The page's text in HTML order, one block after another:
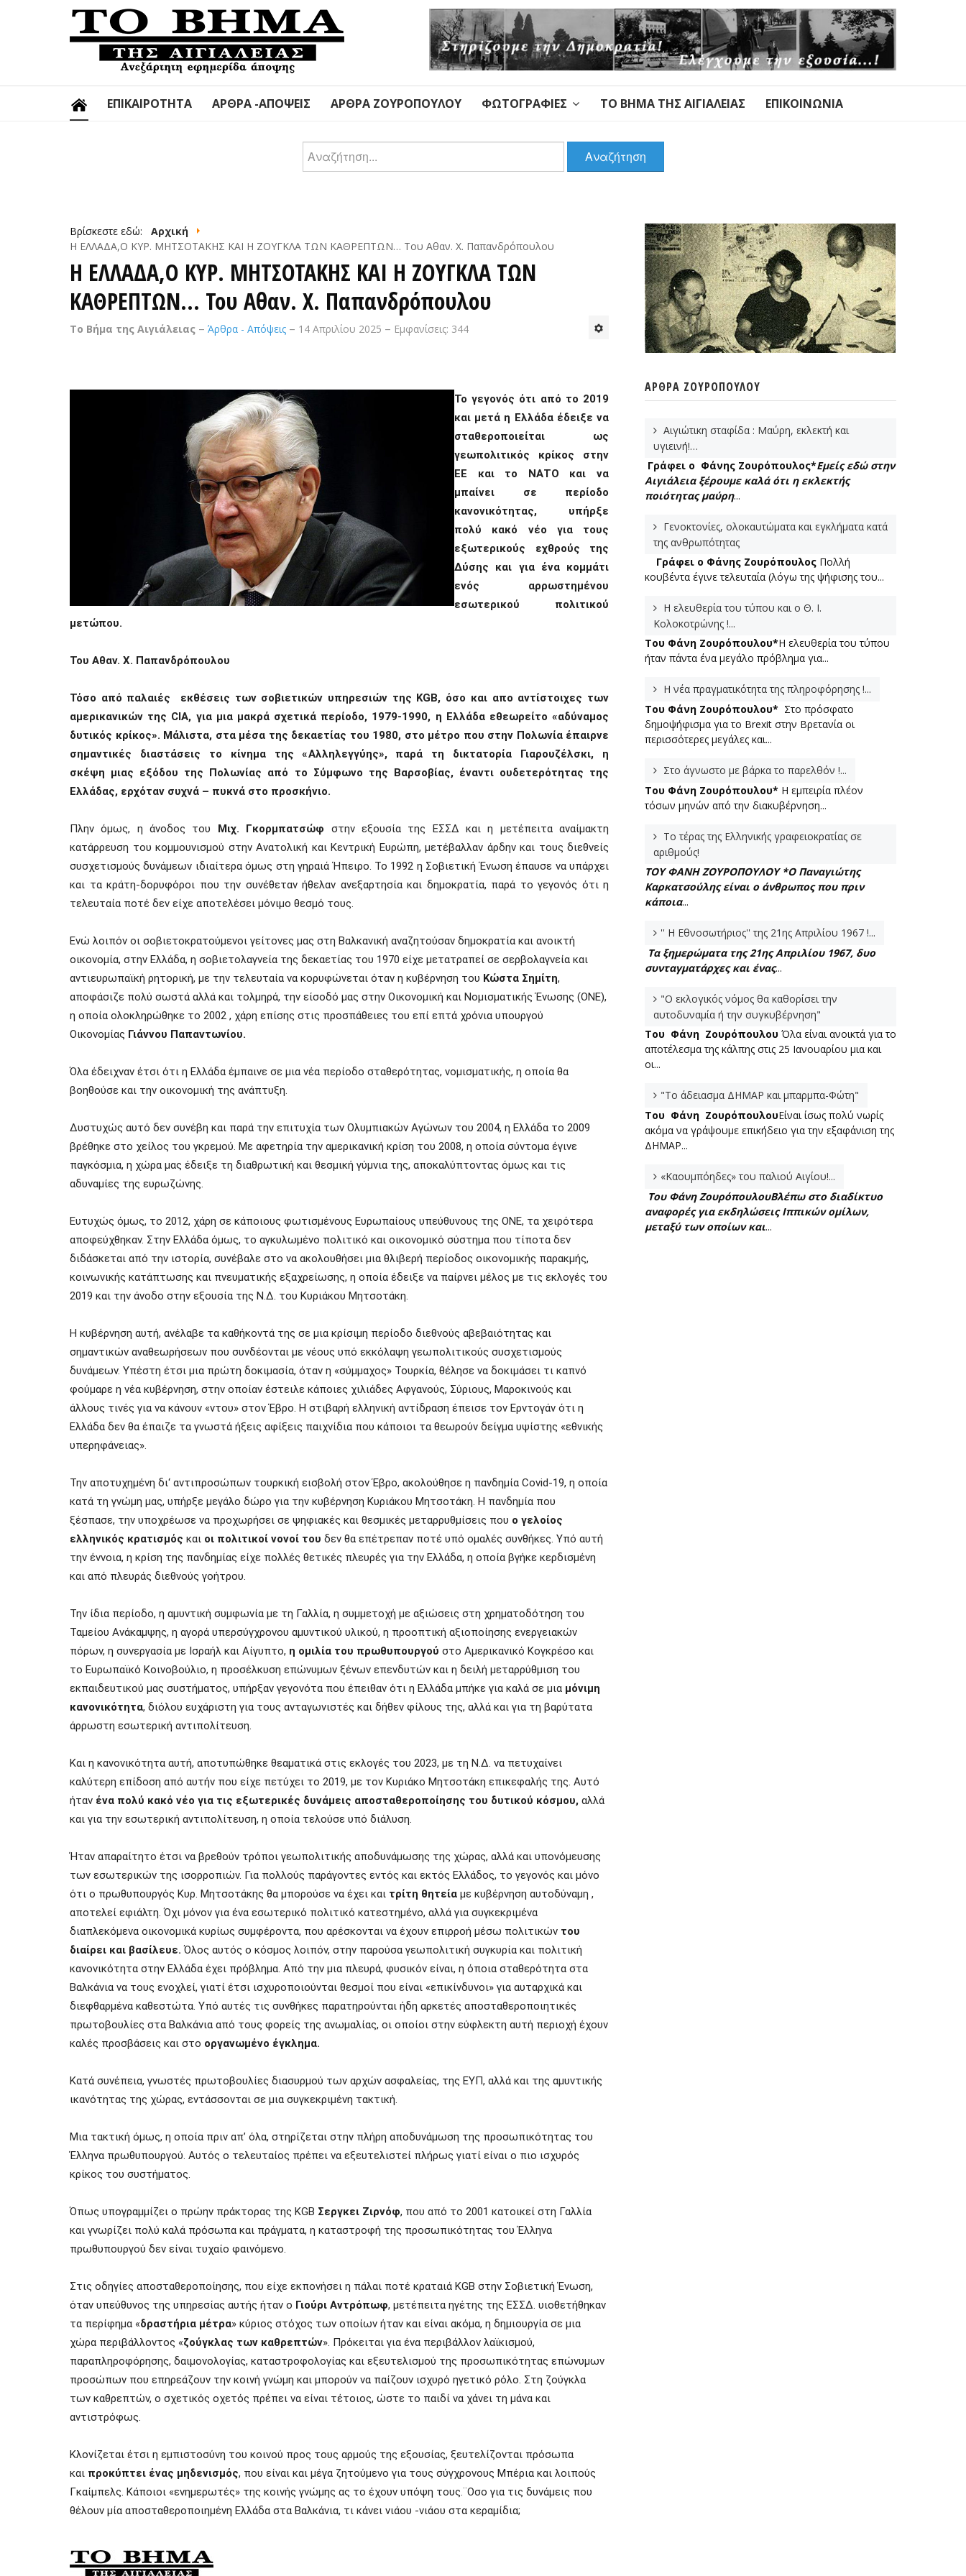
ΕΠΙΚΑΙΡΌΤΗΤΑ ΆΡΘΡΑ -ΑΠΌΨΕΙΣ ΆΡΘΡΑ ΖΟΥΡΌΠΟΥΛΟΥ ΦΩΤΟΓΡΑΦΊΕΣ ΤΟ ΒΉΜΑ ΤΗΣ ΑΙΓΙΑΛΕΊΑΣ ΕΠΙΚΟΙΝΩΝΊΑ
Αναζήτηση Αναζήτηση
Βρίσκεστε εδώ:
Αρχική
Η ΕΛΛΑΔΑ,Ο ΚΥΡ. ΜΗΤΣΟΤΑΚΗΣ ΚΑΙ Η ΖΟΥΓΚΛΑ ΤΩΝ ΚΑΘΡΕΠΤΩΝ… Του Αθαν. Χ. Παπανδρόπουλου
Η ΕΛΛΑΔΑ,Ο ΚΥΡ. ΜΗΤΣΟΤΑΚΗΣ ΚΑΙ Η ΖΟΥΓΚΛΑ ΤΩΝ
ΚΑΘΡΕΠΤΩΝ… Του Αθαν. Χ. Παπανδρόπουλου
Το Βήμα της Αιγιάλειας Άρθρα - Απόψεις 14 Απριλίου 2025 Εμφανίσεις: 344
Το γεγονός ότι από το 2019
και μετά η Ελλάδα έδειξε να
σταθεροποιείται ως
γεωπολιτικός κρίκος στην
ΕΕ και το ΝΑΤΟ και να
μπαίνει σε περίοδο
κανονικότητας, υπήρξε
πολύ κακό νέο για τους
εξωτερικούς εχθρούς της
Δύσης και για ένα κομμάτι
ενός αρρωστημένου
εσωτερικού πολιτικού
μετώπου.
Του Aθαν. Χ. Παπανδρόπουλου
Τόσο από παλαιές εκθέσεις των σοβιετικών υπηρεσιών της KGB, όσο και απο αντίστοιχες των
αμερικανικών της CIA, για μια μακρά σχετικά περίοδο, 1979-1990, η Ελλάδα εθεωρείτο «αδύναμος
δυτικός κρίκος». Μάλιστα, στα μέσα της δεκαετίας του 1980, στο μέτρο που στην Πολωνία έπαιρνε
σημαντικές διαστάσεις το κίνημα της «Αλληλεγγύης»,παρά τη δικτατορία Γιαρουζέλσκι, η
σκέψη μιας εξόδου της Πολωνίας από το Σύμφωνο της Βαρσοβίας, έναντι ουδετερότητας της
Ελλάδας, ερχόταν συχνά – πυκνά στο προσκήνιο.
Πλην όμως, η άνοδος του Μιχ. Γκορμπατσώφ στην εξουσία της ΕΣΣΔ και η μετέπειτααναίμακτη
κατάρρευση του κομμουνισμού στην Ανατολική και Κεντρική Ευρώπη, μετέβαλλαν άρδην και τους διεθνείς
συσχετισμούς δυνάμεων ιδιαίτερα όμως στη γηραιά Ήπειρο. Το 1992 η Σοβιετική Ένωση έπαυσε να υπάρχει
και τα κράτη-δορυφόροι που την συνέθεταν ήθελαν ανεξαρτησία και δημοκρατία, παρά το γεγονός ότι η
τελευταία ποτέ δεν είχε αποτελέσει μόνιμο θεσμό τους.
Ενώ λοιπόν οι σοβιετοκρατούμενοι γείτονες μας στη Βαλκανική αναζητούσαν δημοκρατία και ανοικτή
οικονομία, στην Ελλάδα, η σοβιετολαγνεία της δεκαετίας του 1970 είχε μετατραπεί σε σερβολαγνεία και
αντιευρωπαϊκή ρητορική, με την τελευταία να κορυφώνεται όταν η κυβέρνηση του Κώστα Σημίτη,
αποφάσιζε πολύ σωστά αλλά και τολμηρά, την είσοδό μας στην Οικονομική και Νομισματικής Ένωσης (ΟΝΕ),
η οποία ολοκληρώθηκε το 2002 , χάρη επίσης στις προσπάθειες του επί επτά χρόνια υπουργού
Οικονομίας Γιάννου Παπαντωνίου.
Όλα έδειχναν έτσι ότι η Ελλάδα έμπαινε σε μια νέα περίοδο σταθερότητας, νομισματικής, η οποία θα
βοηθούσε και την οικονομική της ανάπτυξη.
Δυστυχώς αυτό δεν συνέβη και παρά την επιτυχία των Ολυμπιακών Αγώνων του 2004, η Ελλάδα το 2009
βρέθηκε στο χείλος του γκρεμού. Με αφετηρία την αμερικανική κρίση του 2008, η οποία σύντομα έγινε
παγκόσμια, η χώρα μας έδειξε τη διαθρωτική και θεσμική γύμνια της, αποκαλύπτοντας όμως και τις
αδυναμίες της ευρωζώνης.
Ευτυχώς όμως, το 2012, χάρη σε κάποιους φωτισμένους Ευρωπαίους υπεύθυνους της ΟΝΕ, τα χειρότερα
αποφεύχθηκαν. Στην Ελλάδα όμως, το αγκυλωμένο πολιτικό και οικονομικό σύστημα που τίποτα δεν
διδάσκεται από την ιστορία, συνέβαλε στο να ακολουθήσει μια θλιβερή περίοδος οικονομικής παρακμής,
κοινωνικής κατάπτωσης και πνευματικής εξαχρείωσης, η οποία έδειξε να παίρνει μέλος με τις εκλογές του
2019 και την άνοδο στην εξουσία της Ν.Δ. του Κυριάκου Μητσοτάκη.
Η κυβέρνηση αυτή, ανέλαβε τα καθήκοντά της σε μια κρίσιμη περίοδο διεθνούς αβεβαιότητας και
σημαντικών αναθεωρήσεων που συνδέονται με νέους υπό εκκόλαψη γεωπολιτικούς συσχετισμούς
δυνάμεων. Υπέστη έτσι μια πρώτη δοκιμασία, όταν η «σύμμαχος» Τουρκία, θέλησε να δοκιμάσει τι καπνό
φούμαρε η νέα κυβέρνηση, στην οποίαν έστειλε κάποιες χιλιάδες Αφγανούς, Σύριους, Μαροκινούς και
άλλους τινές για να κάνουν «ντου» στον Έβρο. Η στιβαρή ελληνική αντίδραση έπεισε τον Ερντογάν ότι η
Ελλάδα δεν θα έπαιζε τα γνωστά ήξεις αφίξεις παιχνίδια που κάποιοι τα θεωρούν δείγμα υψίστης «εθνικής
υπερηφάνειας».
Την αποτυχημένη δι‘ αντιπροσώπων τουρκική εισβολή στον Έβρο, ακολούθησε η πανδημία Covid-19, η οποία
κατά τη γνώμη μας, υπήρξε μεγάλο δώρο για την κυβέρνηση Κυριάκου Μητσοτάκη. Η πανδημία που
ξέσπασε, την υποχρέωσε να προχωρήσει σε ψηφιακές και θεσμικές μεταρρυθμίσεις που ο γελοίος
ελληνικός κρατισμός και οι πολιτικοί νονοί του δεν θα επέτρεπαν ποτέ υπό ομαλές συνθήκες. Υπό αυτή
την έννοια, η κρίση της πανδημίας είχε πολλές θετικές πλευρές για την Ελλάδα, η οποία βγήκε κερδισμένη
και από πλευράς διεθνούς γοήτρου.
Την ίδια περίοδο, η αμυντική συμφωνία με τη Γαλλία, η συμμετοχή με αξιώσεις στη χρηματοδότηση του
Ταμείου Ανάκαμψης, η αγορά υπερσύγχρονου αμυντικού υλικού, η προοπτική αξιοποίησης ενεργειακών
πόρων, η συνεργασία με Ισραήλ και Αίγυπτο, η ομιλία του πρωθυπουργού στο Αμερικανικό Κογκρέσο και
το Ευρωπαϊκό Κοινοβούλιο, η προσέλκυση επώνυμων ξένων επενδυτών και η δειλή μεταρρύθμιση του
εκπαιδευτικού μας συστήματος, υπήρξαν γεγονότα που έπειθαν ότι η Ελλάδα μπήκε για καλά σε μια μόνιμη
κανονικότητα, διόλου ευχάριστη για τους ανταγωνιστές και δήθεν φίλους της, αλλά και για τη βαρύτατα
άρρωστη εσωτερική αντιπολίτευση.
Και η κανονικότητα αυτή, αποτυπώθηκε θεαματικά στις εκλογές του 2023, με τη Ν.Δ. να πετυχαίνει
καλύτερη επίδοση από αυτήν που είχε πετύχει το 2019, με τον Κυριάκο Μητσοτάκη επικεφαλής της. Αυτό
ήταν ένα πολύ κακό νέο για τις εξωτερικές δυνάμεις αποσταθεροποίησης του δυτικού κόσμου, αλλά
και για την εσωτερική αντιπολίτευση, η οποία τελούσε υπό διάλυση.
Ήταν απαραίτητο έτσι να βρεθούν τρόποι γεωπολιτικής αποδυνάμωσης της χώρας, αλλά και υπονόμευσης
των εσωτερικών της ισορροπιών. Για πολλούς παράγοντες εντός και εκτός Ελλάδος, το γεγονός και μόνο
ότι ο πρωθυπουργός Κυρ. Μητσοτάκης θα μπορούσε να έχει και τρίτη θητεία με κυβέρνηση αυτοδύναμη ,
αποτελεί εφιάλτη. Όχι μόνον για ένα εσωτερικό πολιτικό κατεστημένο, αλλά για συγκεκριμένα
διαπλεκόμενα οικονομικά κυρίως συμφέροντα, που αρέσκονται να έχουν επιρροή μέσω πολιτικών του
διαίρει και βασίλευε.Όλος αυτός ο κόσμος λοιπόν, στην παρούσα γεωπολιτική συγκυρία και πολιτική
κανονικότητα στην Ελλάδα έχει πρόβλημα. Από την μια πλευρά, φυσικόν είναι, η όποια σταθερότητα στα
Βαλκάνια να τους ενοχλεί, γιατί έτσι ισχυροποιούνται θεσμοί που είναι «επικίνδυνοι» για αυταρχικά και
διεφθαρμένα καθεστώτα. Υπό αυτές τις συνθήκες παρατηρούνται ήδη αρκετές αποσταθεροποιητικές
πρωτοβουλίες στα Βαλκάνια από τους φορείς της ανωμαλίας, οι οποίοι στην εύφλεκτη αυτή περιοχή έχουν
καλές προσβάσεις και στο οργανωμένο έγκλημα.
Κατά συνέπεια, γνωστές πρωτοβουλίες διασυρμού των αρχών ασφαλείας, της ΕΥΠ, αλλά και της αμυντικής
ικανότητας της χώρας, εντάσσονται σε μια συγκεκριμένη τακτική.
Μια τακτική όμως, η οποία πριν απ’ όλα, στηρίζεται στην πλήρη αποδυνάμωση της προσωπικότητας του
Έλληνα πρωθυπουργού. Αυτός ο τελευταίος πρέπει να εξευτελιστεί πλήρως γιατί είναι ο πιο ισχυρός
κρίκος του συστήματος.
Όπως υπογραμμίζει ο πρώην πράκτορας της KGB Σεργκει Ζιρνόφ, που από το 2001 κατοικεί στη Γαλλία
και γνωρίζει πολύ καλά πρόσωπα και πράγματα, η καταστροφή της προσωπικότητας του Έλληνα
πρωθυπουργού δεν είναι τυχαίο φαινόμενο.
Στις οδηγίες αποσταθεροποίησης, που είχε εκπονήσει η πάλαι ποτέ κραταιά KGB στην Σοβιετική Ένωση,
όταν υπεύθυνος της υπηρεσίας αυτής ήταν ο Γιούρι Αντρόπωφ, μετέπειτα ηγέτης της ΕΣΣΔ. υιοθετήθηκαν
τα περίφημα «δραστήρια μέτρα» κύριος στόχος των οποίων ήταν και είναι ακόμα, η δημιουργία σε μια
χώρα περιβάλλοντος «ζούγκλας των καθρεπτών». Πρόκειται για ένα περιβάλλον λαϊκισμού,
παραπληροφόρησης, δαιμονολογίας, καταστροφολογίας και εξευτελισμού της προσωπικότητας επώνυμων
προσώπων που επηρεάζουν την κοινή γνώμη και μπορούν να παίζουν ισχυρό ηγετικό ρόλο. Στη ζούγκλα
των καθρεπτών, ο σχετικός οχετός πρέπει να είναι τέτοιος, ώστε το παιδί να χάνει τη μάνα και
αντιστρόφως.
Κλονίζεται έτσι η εμπιστοσύνη του κοινού προς τους αρμούς της εξουσίας, ξευτελίζονται πρόσωπα
και προκύπτει ένας μηδενισμός, που είναι και μέγα ζητούμενο για τους σύγχρονους Μπέρια και λοιπούς
Γκαίμπελς. Κάποιοι «ενημερωτές» της κοινής γνώμης ας το έχουν υπόψη τους.¨Οσο για τις δυνάμεις που
θέλουν μία αποσταθεροποιημένη Ελλάδα στα Βαλκάνια, τι κάνει νιάου -νιάου στα κεραμίδια;
ΆΡΘΡΑ ΖΟΥΡΌΠΟΥΛΟΥ
Αιγιώτικη σταφίδα : Μαύρη, εκλεκτή και
υγιεινή!…
Γράφει ο Φάνης Ζουρόπουλος*Εμείς εδώ στην
Αιγιάλεια ξέρουμε καλά ότι η εκλεκτής
ποιότητας μαύρη...
Γενοκτονίες, ολοκαυτώματα και εγκλήματα κατά
της ανθρωπότητας
Γράφει ο Φάνης Ζουρόπουλος Πολλή
κουβέντα έγινε τελευταία (λόγω της ψήφισης του...
Η ελευθερία του τύπου και ο Θ. Ι.
Κολοκοτρώνης !...
Του Φάνη Ζουρόπουλου*Η ελευθερία του τύπου
ήταν πάντα ένα μεγάλο πρόβλημα για...
Η νέα πραγματικότητα της πληροφόρησης !...
Του Φάνη Ζουρόπουλου* Στο πρόσφατο
δημοψήφισμα για το Brexit στην Βρετανία οι
περισσότερες μεγάλες και...
Στο άγνωστο με βάρκα το παρελθόν !...
Του Φάνη Ζουρόπουλου* Η εμπειρία πλέον
τόσων μηνών από την διακυβέρνηση...
Το τέρας της Ελληνικής γραφειοκρατίας σε
αριθμούς!
ΤΟΥ ΦΑΝΗ ΖΟΥΡΟΠΟΥΛΟΥ *Ο Παναγιώτης
Καρκατσούλης είναι ο άνθρωπος που πριν
κάποια...
'' Η Εθνοσωτήριος'' της 21ης Απριλίου 1967 !...
Τα ξημερώματα της 21ης Απριλίου 1967, δυο
συνταγματάρχες και ένας...
"Ο εκλογικός νόμος θα καθορίσει την
αυτοδυναμία ή την συγκυβέρνηση"
Του Φάνη Ζουρόπουλου Όλα είναι ανοικτά για το
αποτέλεσμα της κάλπης στις 25 Ιανουαρίου μια και
οι...
"Το άδειασμα ΔΗΜΑΡ και μπαρμπα-Φώτη"
Του Φάνη ΖουρόπουλουΕίναι ίσως πολύ νωρίς
ακόμα να γράψουμε επικήδειο για την εξαφάνιση της
ΔΗΜΑΡ...
«Καουμπόηδες» του παλιού Αιγίου!...
Του Φάνη ΖουρόπουλουΒλέπω στο διαδίκτυο
αναφορές για εκδηλώσεις Ιππικών ομίλων,
μεταξύ των οποίων και...